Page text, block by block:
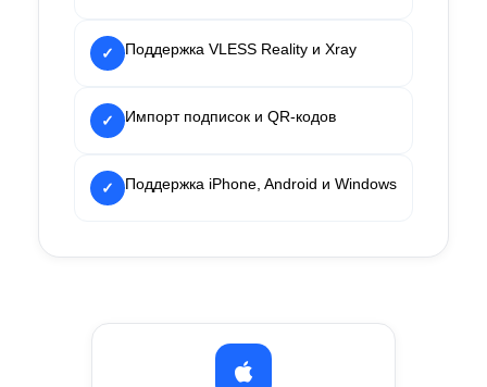
✓ Поддержка VLESS Reality и Xray
✓ Импорт подписок и QR-кодов
✓ Поддержка iPhone, Android и Windows